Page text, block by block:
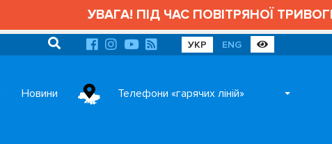
УВАГА! ПІД ЧАС ПОВІТРЯНОЇ ТРИВОГИ
УКР ENG
Новини Телефони «гарячих ліній»